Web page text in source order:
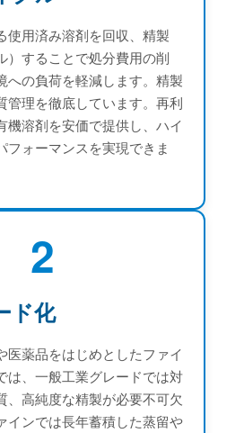
使用済み溶剤を回収、精製
）することで処分費用の削
への負荷を軽減します。精製
管理を徹底しています。再利
機溶剤を安価で提供し、ハイ
フォーマンスを実現できま
2
ド化
医薬品をはじめとしたファイ
は、一般工業グレードでは対
、高純度な精製が必要不可欠
インでは長年蓄積した蒸留や